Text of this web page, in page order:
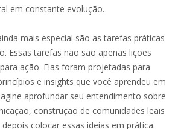
em constante evolução.
mais especial são as tarefas práticas
Essas tarefas não são apenas lições
ação. Elas foram projetadas para
e insights que você aprendeu em
aprofundar seu entendimento sobre
construção de comunidades leais
colocar essas ideias em prática.